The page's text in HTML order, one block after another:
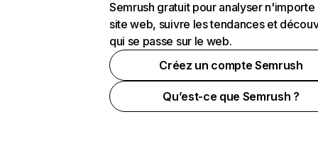
Semrush gratuit pour analyser n'importe
site web, suivre les tendances et
qui se passe sur le web.
Créez un compte Semrush
Qu’est-ce que Semrush ?